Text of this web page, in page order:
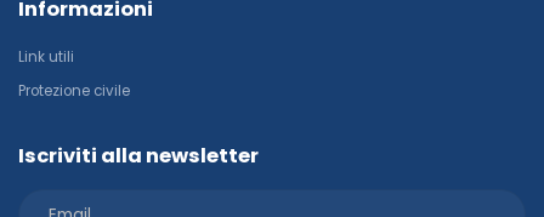
Informazioni
Link utili
Protezione civile
Iscriviti alla newsletter